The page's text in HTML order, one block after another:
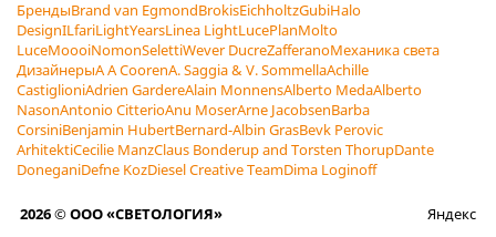
БрендыBrand van EgmondBrokisEichholtzGubiHalo
DesignILfariLightYearsLinea LightLucePlanMolto
LuceMoooiNomonSelettiWever DucreZafferanoМеханика света
ДизайнерыA A CoorenA. Saggia & V. SommellaAchille
CastiglioniAdrien GardereAlain MonnensAlberto MedaAlberto
NasonAntonio CitterioAnu MoserArne JacobsenBarba
CorsiniBenjamin HubertBernard-Albin GrasBevk Perovic
ArhitektiCecilie ManzClaus Bonderup and Torsten ThorupDante
DoneganiDefne KozDiesel Creative TeamDima Loginoff
2026 © ООО «СВЕТОЛОГИЯ»
Яндекс